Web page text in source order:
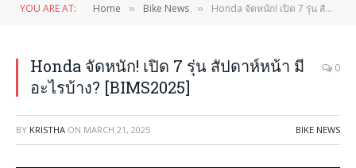
YOU ARE AT: Home » Bike News » Honda จัดหนัก! เปิด 7 รุ่น สัปดาห์หน้า มีอะไรบ้าง? [BIMS2025]
Honda จัดหนัก! เปิด 7 รุ่น สัปดาห์หน้า มี
อะไรบ้าง? [BIMS2025]
0
BY KRISTHA ON MARCH 21, 2025 BIKE NEWS